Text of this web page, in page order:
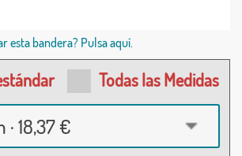
esta bandera? Pulsa aquí.
Todas las Medidas
18,37 €